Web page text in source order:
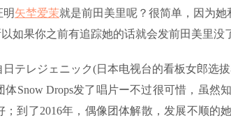
明矢埜爱茉就是前田美里呢？很简单，因为
如果你之前有追踪她的话就会发前田美里没
テレジェニック(日本电视台的看板女郎选
Snow Drops发了唱片ー不过很可惜，虽然
到了2016年，偶像团体解散，发展不顺的